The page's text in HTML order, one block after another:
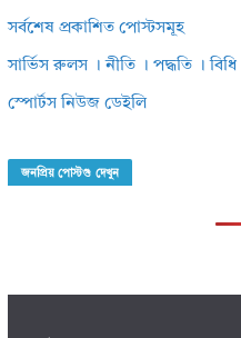
সর্বশেষ প্রকাশিত পোস্টসমূহ
সার্ভিস রুলস । নীতি । পদ্ধতি । বিধি
স্পোর্টস নিউজ ডেইলি
জনপ্রিয় পোস্টগু দেখুন